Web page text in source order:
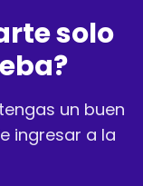
solo
un buen
ingresar a la